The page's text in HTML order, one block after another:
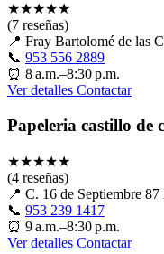
★★★★★
(7 reseñas)
📍 Fray Bartolomé de las
📞 953 556 2889
⏰ 8 a.m.–8:30 p.m.
Ver detalles Contactar
Papeleria castillo de
★★★★★
(4 reseñas)
📍 C. 16 de Septiembre
📞 953 239 1417
⏰ 9 a.m.–8:30 p.m.
Ver detalles Contactar